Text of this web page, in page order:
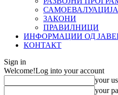
САМОЕВАЛУАЦИЈА
ЗАКОНИ
ПРАВИЛНИЦИ
ИНФОРМАЦИИ ОД
КОНТАКТ
Sign in
Welcome!Log into your account
your
your